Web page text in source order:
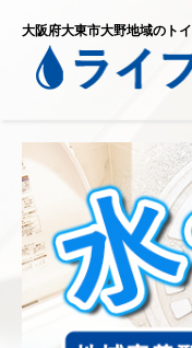
大阪府大東市大野地域のト